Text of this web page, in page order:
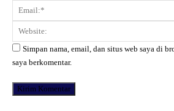
Simpan nama, email, dan situs web saya di
saya berkomentar.